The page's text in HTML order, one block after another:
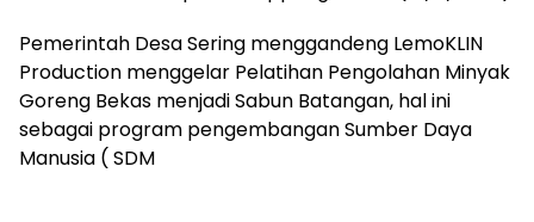
Pemerintah Desa Sering menggandeng LemoKLIN
Production menggelar Pelatihan Pengolahan Minyak
Goreng Bekas menjadi Sabun Batangan, hal ini
sebagai program pengembangan Sumber Daya
Manusia ( SDM